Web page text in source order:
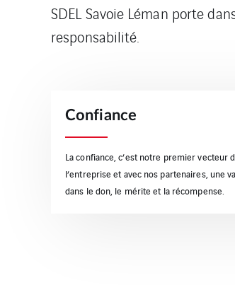
SDEL Savoie Léman porte
responsabilité.
Confiance
La confiance, c’est notre premier vecteur
l’entreprise et avec nos partenaires, une
dans le don, le mérite et la récompense.